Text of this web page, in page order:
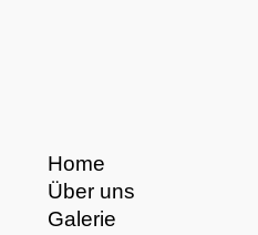
Home
Über uns
Galerie